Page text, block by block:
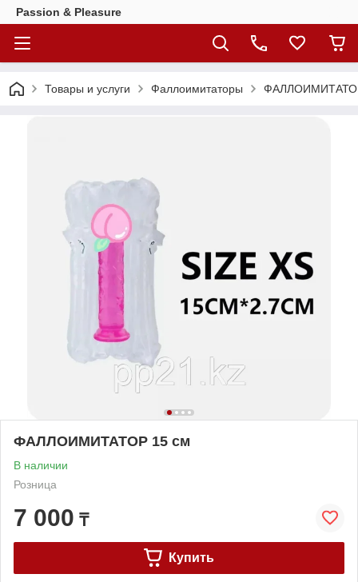
Passion & Pleasure
Товары и услуги Фаллоимитаторы
ФАЛЛОИМИТАТОР 15 см
В наличии
Розница
7 000 ₸
Купить